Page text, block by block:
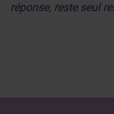
réponse, reste seul